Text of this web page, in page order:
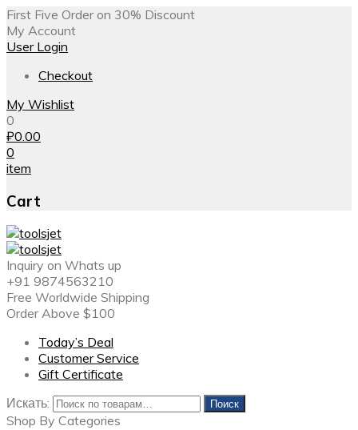
First Five Order on 30% Discount
My Account
User Login
Checkout
My Wishlist
0
₽0.00
0
item
Cart
Inquiry on Whats up
+91 9874563210
Free Worldwide Shipping
Order Above $100
Today’s Deal
Customer Service
Gift Certificate
Искать:
Поиск
Shop By Categories